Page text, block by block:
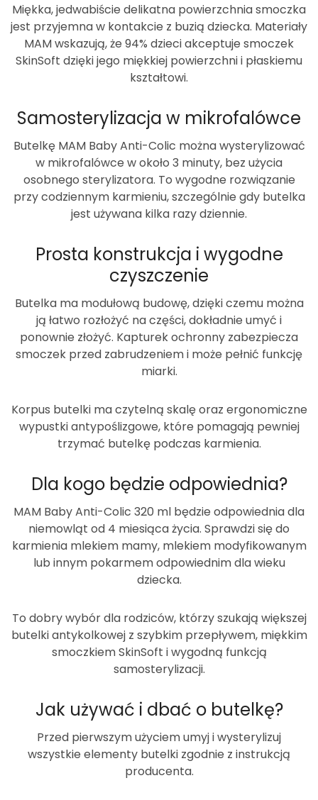
Miękka, jedwabiście delikatna powierzchnia smoczka
jest przyjemna w kontakcie z buzią dziecka. Materiały
MAM wskazują, że 94% dzieci akceptuje smoczek
SkinSoft dzięki jego miękkiej powierzchni i płaskiemu
kształtowi.
Samosterylizacja w mikrofalówce
Butelkę MAM Baby Anti-Colic można wysterylizować
w mikrofalówce w około 3 minuty, bez użycia
osobnego sterylizatora. To wygodne rozwiązanie
przy codziennym karmieniu, szczególnie gdy butelka
jest używana kilka razy dziennie.
Prosta konstrukcja i wygodne
czyszczenie
Butelka ma modułową budowę, dzięki czemu można
ją łatwo rozłożyć na części, dokładnie umyć i
ponownie złożyć. Kapturek ochronny zabezpiecza
smoczek przed zabrudzeniem i może pełnić funkcję
miarki.
Korpus butelki ma czytelną skalę oraz ergonomiczne
wypustki antypoślizgowe, które pomagają pewniej
trzymać butelkę podczas karmienia.
Dla kogo będzie odpowiednia?
MAM Baby Anti-Colic 320 ml będzie odpowiednia dla
niemowląt od 4 miesiąca życia. Sprawdzi się do
karmienia mlekiem mamy, mlekiem modyfikowanym
lub innym pokarmem odpowiednim dla wieku
dziecka.
To dobry wybór dla rodziców, którzy szukają większej
butelki antykolkowej z szybkim przepływem, miękkim
smoczkiem SkinSoft i wygodną funkcją
samosterylizacji.
Jak używać i dbać o butelkę?
Przed pierwszym użyciem umyj i wysterylizuj
wszystkie elementy butelki zgodnie z instrukcją
producenta.